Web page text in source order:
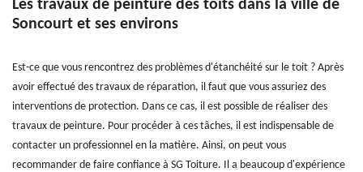
Les travaux de peinture des toits dans la ville de
Soncourt et ses environs
Est-ce que vous rencontrez des problèmes d'étanchéité sur le toit ? Après
avoir effectué des travaux de réparation, il faut que vous assuriez des
interventions de protection. Dans ce cas, il est possible de réaliser des
travaux de peinture. Pour procéder à ces tâches, il est indispensable de
contacter un professionnel en la matière. Ainsi, on peut vous
recommander de faire confiance à SG Toiture. Il a beaucoup d'expérience